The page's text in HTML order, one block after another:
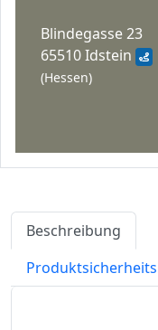
Blindegasse 23
65510 Idstein
(Hessen)
Beschreibung